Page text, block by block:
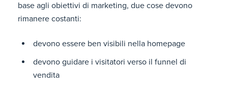
base agli obiettivi di marketing, due cose devono
rimanere costanti:
devono essere ben visibili nella homepage
devono guidare i visitatori verso il funnel di
vendita